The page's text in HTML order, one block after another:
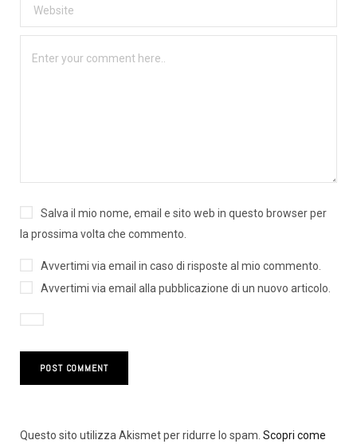
Salva il mio nome, email e sito web in questo browser per
la prossima volta che commento.
Avvertimi via email in caso di risposte al mio commento.
Avvertimi via email alla pubblicazione di un nuovo articolo.
Questo sito utilizza Akismet per ridurre lo spam. Scopri come